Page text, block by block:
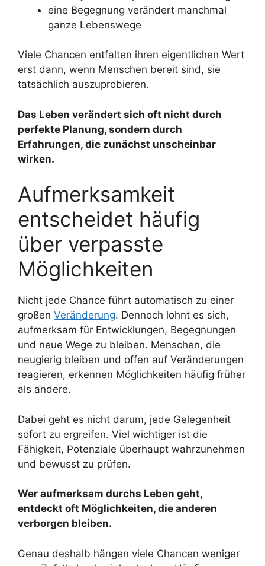
eine Begegnung verändert manchmal
ganze Lebenswege
Viele Chancen entfalten ihren eigentlichen Wert
erst dann, wenn Menschen bereit sind, sie
tatsächlich auszuprobieren.
Das Leben verändert sich oft nicht durch
perfekte Planung, sondern durch
Erfahrungen, die zunächst unscheinbar
wirken.
Aufmerksamkeit
entscheidet häufig
über verpasste
Möglichkeiten
Nicht jede Chance führt automatisch zu einer
großen Veränderung. Dennoch lohnt es sich,
aufmerksam für Entwicklungen, Begegnungen
und neue Wege zu bleiben. Menschen, die
neugierig bleiben und offen auf Veränderungen
reagieren, erkennen Möglichkeiten häufig früher
als andere.
Dabei geht es nicht darum, jede Gelegenheit
sofort zu ergreifen. Viel wichtiger ist die
Fähigkeit, Potenziale überhaupt wahrzunehmen
und bewusst zu prüfen.
Wer aufmerksam durchs Leben geht,
entdeckt oft Möglichkeiten, die anderen
verborgen bleiben.
Genau deshalb hängen viele Chancen weniger